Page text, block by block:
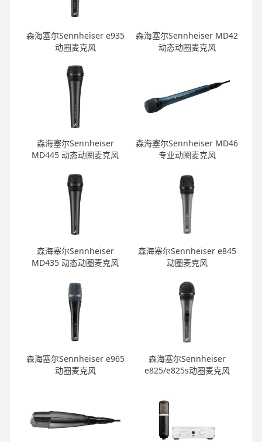
森海塞尔Sennheiser e935
动圈麦克风
森海塞尔Sennheiser MD42
动态动圈麦克风
森海塞尔Sennheiser
MD445 动态动圈麦克风
森海塞尔Sennheiser MD46
专业动圈麦克风
森海塞尔Sennheiser
MD435 动态动圈麦克风
森海塞尔Sennheiser e845
动圈麦克风
森海塞尔Sennheiser e965
动圈麦克风
森海塞尔Sennheiser
e825/e825s动圈麦克风